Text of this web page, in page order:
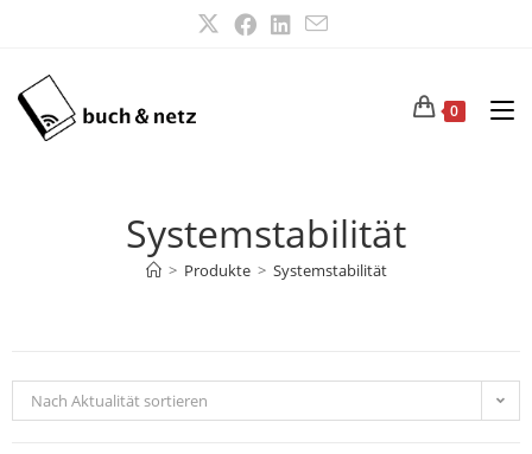
0
Systemstabilität
> Produkte > Systemstabilität
Nach Aktualität sortieren